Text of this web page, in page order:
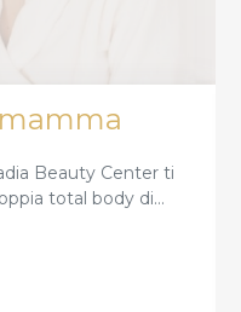
Beauty Center ti
total body di
Un dono speciale,